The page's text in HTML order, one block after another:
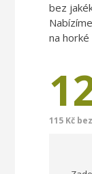
bez
na horké
115 Kč